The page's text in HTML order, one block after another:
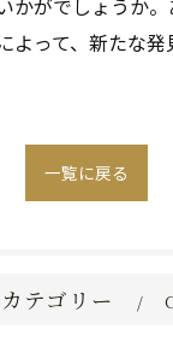
かがでしょうか
よって、新たな
一覧に戻る
カテゴリー